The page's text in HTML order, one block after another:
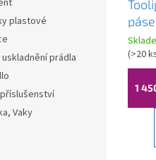
plastové
prádla
Vaky
+
(>20
1